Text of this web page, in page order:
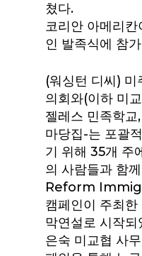
쳤다.
코리안 아메리
인 발족식에 참가
(워싱턴 디씨) 미
의회와(이하 미
젤레스 민족학
마당집-는 포괄
기 위해 35개 주
의 사람들과 함
Reform
캠페인이 주최
막연설로 시작
은숙 미교협 사